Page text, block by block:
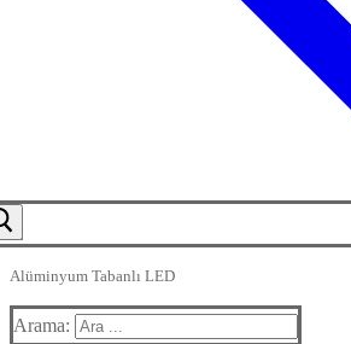
Alüminyum Tabanlı LED
Arama: